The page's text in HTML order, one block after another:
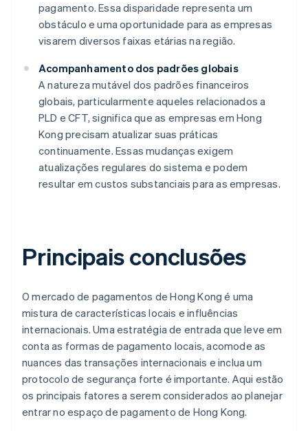
pagamento. Essa disparidade representa um
obstáculo e uma oportunidade para as empresas
visarem diversos faixas etárias na região.
Acompanhamento dos padrões globais
A natureza mutável dos padrões financeiros
globais, particularmente aqueles relacionados a
PLD e CFT, significa que as empresas em Hong
Kong precisam atualizar suas práticas
continuamente. Essas mudanças exigem
atualizações regulares do sistema e podem
resultar em custos substanciais para as empresas.
Principais conclusões
O mercado de pagamentos de Hong Kong é uma
mistura de características locais e influências
internacionais. Uma estratégia de entrada que leve em
conta as formas de pagamento locais, acomode as
nuances das transações internacionais e inclua um
protocolo de segurança forte é importante. Aqui estão
os principais fatores a serem considerados ao planejar
entrar no espaço de pagamento de Hong Kong.